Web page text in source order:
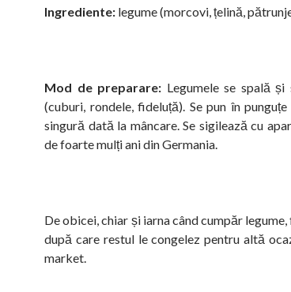
Ingrediente: legume (morcovi, țelină,
Mod de preparare: Legumele se spală
(cuburi, rondele, fideluță). Se pun în
singură dată la mâncare. Se sigilează cu
de foarte mulți ani din Germania.
De obicei, chiar și iarna când cumpăr
după care restul le congelez pentru altă
market.